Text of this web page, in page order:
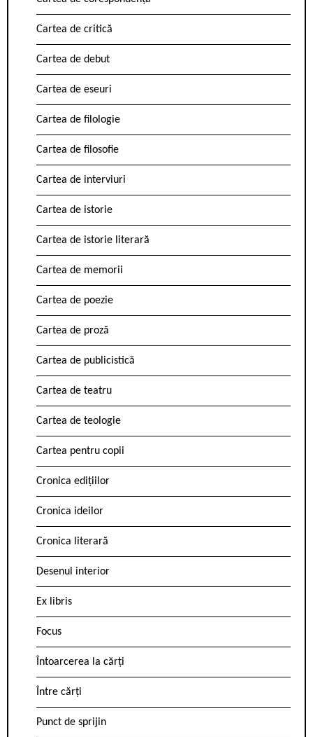
Cartea de critică
Cartea de debut
Cartea de eseuri
Cartea de filologie
Cartea de filosofie
Cartea de interviuri
Cartea de istorie
Cartea de istorie literară
Cartea de memorii
Cartea de poezie
Cartea de proză
Cartea de publicistică
Cartea de teatru
Cartea de teologie
Cartea pentru copii
Cronica edițiilor
Cronica ideilor
Cronica literară
Desenul interior
Ex libris
Focus
Întoarcerea la cărți
Între cărți
Punct de sprijin